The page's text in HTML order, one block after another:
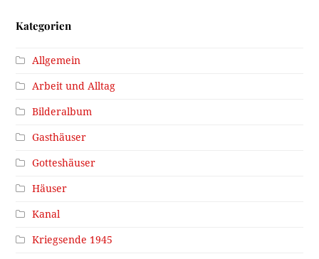
Kategorien
Allgemein
Arbeit und Alltag
Bilderalbum
Gasthäuser
Gotteshäuser
Häuser
Kanal
Kriegsende 1945